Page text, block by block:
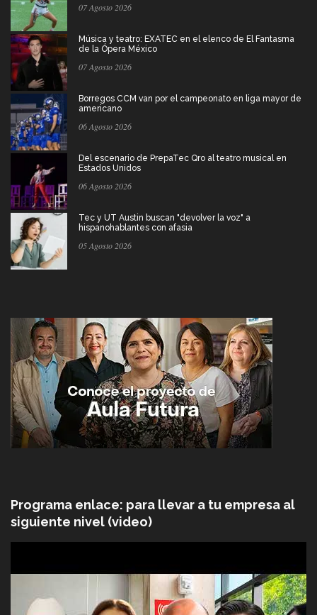
07 Agosto 2026
Música y teatro: EXATEC en el elenco de El Fantasma
de la Ópera México
07 Agosto 2026
Borregos CCM van por el campeonato en liga mayor de
americano
06 Agosto 2026
Del escenario de PrepaTec Qro al teatro musical en
Estados Unidos
06 Agosto 2026
Tec y UT Austin buscan "devolver la voz" a
hispanohablantes con afasia
05 Agosto 2026
Programa enlace: para llevar a tu empresa al
siguiente nivel (video)